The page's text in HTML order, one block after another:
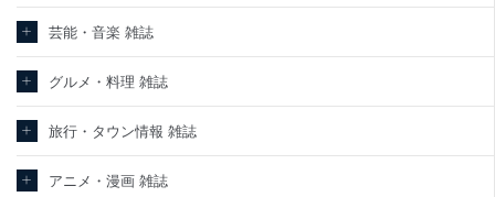
芸能・音楽 雑誌
グルメ・料理 雑誌
旅行・タウン情報 雑誌
アニメ・漫画 雑誌